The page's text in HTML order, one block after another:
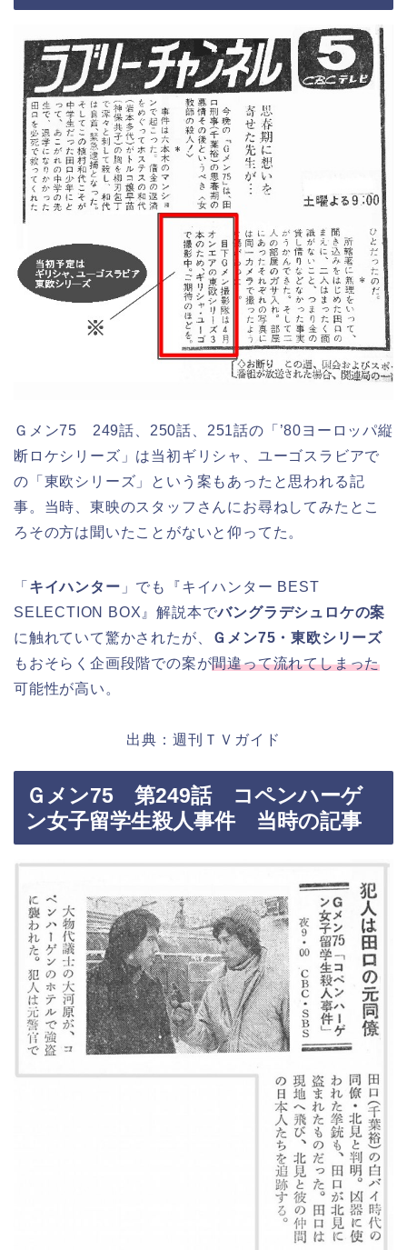
Ｇメン75 249話、250話、251話の「’80ヨーロッパ縦
断ロケシリーズ」は当初ギリシャ、ユーゴスラビアで
の「東欧シリーズ」という案もあったと思われる記
事。当時、東映のスタッフさんにお尋ねしてみたとこ
ろその方は聞いたことがないと仰ってた。
「 キイハンター 」でも『キイハンター BEST
SELECTION BOX』解説本でバングラデシュロケの案
に触れていて驚かされたが、
Ｇメン75・東欧シリーズ
もおそらく企画段階での案が間違って流れてしまった
可能性が高い。
出典：週刊ＴＶガイド
Ｇメン75 第249話 コペンハーゲ
ン女子留学生殺人事件 当時の記事